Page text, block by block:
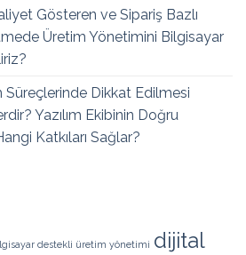
Gösteren ve Sipariş Bazlı
Üretim Yönetimini Bilgisayar
Süreçlerinde Dikkat Edilmesi
Yazılım Ekibinin Doğru
Katkıları Sağlar?
destekli üretim yönetimi dijital